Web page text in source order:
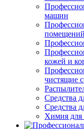
машин
помещений
кожей и
чистящие
Средства
Средства
Химия для